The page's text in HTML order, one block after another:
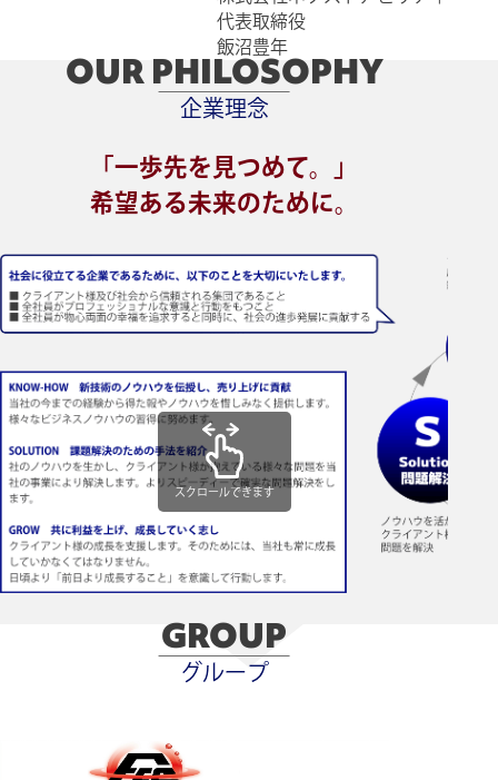
代表取締役
飯沼豊年
企業理念
OUR PHILOSOPHY
「一歩先を見つめて。」
希望ある未来のために。
スクロールできます
グループ
GROUP